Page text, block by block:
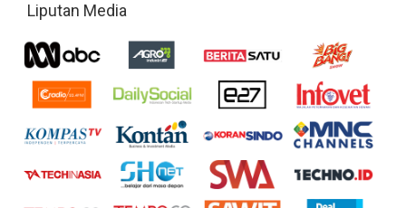
Liputan Media